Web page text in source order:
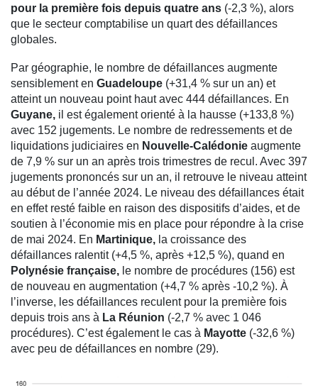
pour la première fois depuis quatre ans (-2,3 %), alors
que le secteur comptabilise un quart des défaillances
globales.
Par géographie, le nombre de défaillances augmente
sensiblement en Guadeloupe (+31,4 % sur un an) et
atteint un nouveau point haut avec 444 défaillances. En
Guyane, il est également orienté à la hausse (+133,8 %)
avec 152 jugements. Le nombre de redressements et de
liquidations judiciaires en Nouvelle-Calédonie augmente
de 7,9 % sur un an après trois trimestres de recul. Avec 397
jugements prononcés sur un an, il retrouve le niveau atteint
au début de l’année 2024. Le niveau des défaillances était
en effet resté faible en raison des dispositifs d’aides, et de
soutien à l’économie mis en place pour répondre à la crise
de mai 2024. En Martinique, la croissance des
défaillances ralentit (+4,5 %, après +12,5 %), quand en
Polynésie française, le nombre de procédures (156) est
de nouveau en augmentation (+4,7 % après -10,2 %). À
l’inverse, les défaillances reculent pour la première fois
depuis trois ans à La Réunion (-2,7 % avec 1 046
procédures). C’est également le cas à Mayotte (-32,6 %)
avec peu de défaillances en nombre (29).